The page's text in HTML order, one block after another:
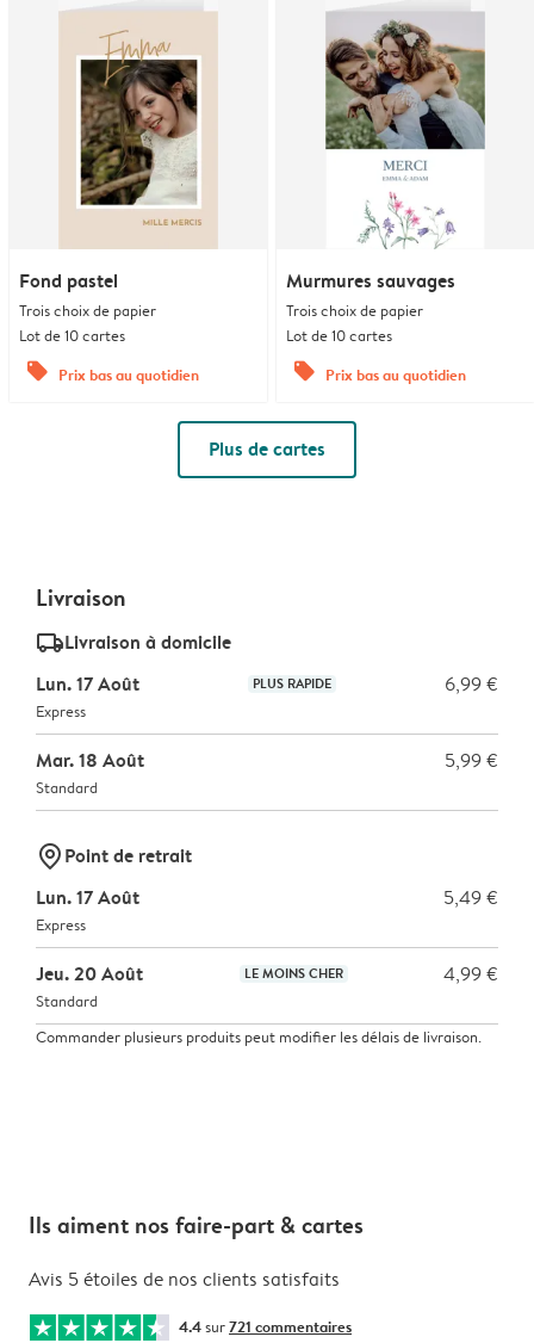
Fond pastel
Trois choix de papier
Lot de 10 cartes
offers Prix bas au quotidien
Murmures sauvages
Trois choix de papier
Lot de 10 cartes
offers Prix bas au quotidien
Plus de cartes
Livraison
delivery_standard_v2Livraison à domicile
Lun. 17 Août
PLUS RAPIDE 6,99 €
Express
Mar. 18 Août 5,99 €
Standard
marker-pinPoint de retrait
Lun. 17 Août
5,49 €
Express
Jeu. 20 Août LE MOINS CHER 4,99 €
Standard
Commander plusieurs produits peut modifier les délais de livraison.
Ils aiment nos faire-part & cartes
Avis 5 étoiles de nos clients satisfaits
4.4sur721 commentaires